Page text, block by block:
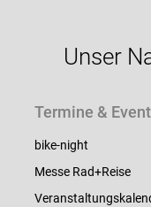
Unser
Termine &
bike-night
Messe Rad+Reise